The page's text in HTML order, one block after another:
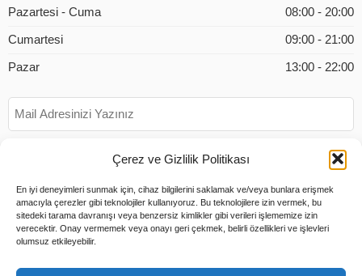
Çerez ve Gizlilik Politikası
En iyi deneyimleri sunmak için, cihaz bilgilerini saklamak ve/veya bunlara erişmek
amacıyla çerezler gibi teknolojiler kullanıyoruz. Bu teknolojilere izin vermek, bu
sitedeki tarama davranışı veya benzersiz kimlikler gibi verileri işlememize izin
verecektir. Onay vermemek veya onayı geri çekmek, belirli özellikleri ve işlevleri
olumsuz etkileyebilir.
Pazartesi - Cuma 08:00 - 20:00
Cumartesi 09:00 - 21:00
Pazar 13:00 - 22:00